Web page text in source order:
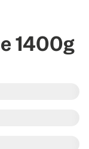
1400g